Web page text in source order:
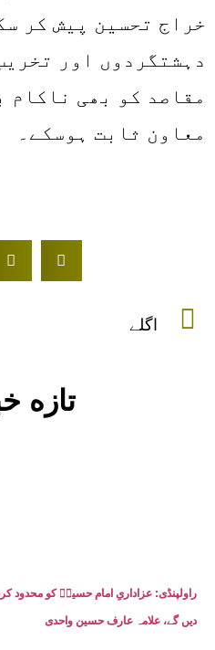
تازه
راولپنڈی: عزاداریِ امام حسینؑ کو
دیں گے، علامہ عارف حسین واحدی
خراج تحسین پیش کر
دہشتگردوں اور
مقاصد کو بھی ناکام
معاون ثابت ہوسکے۔
اگلے